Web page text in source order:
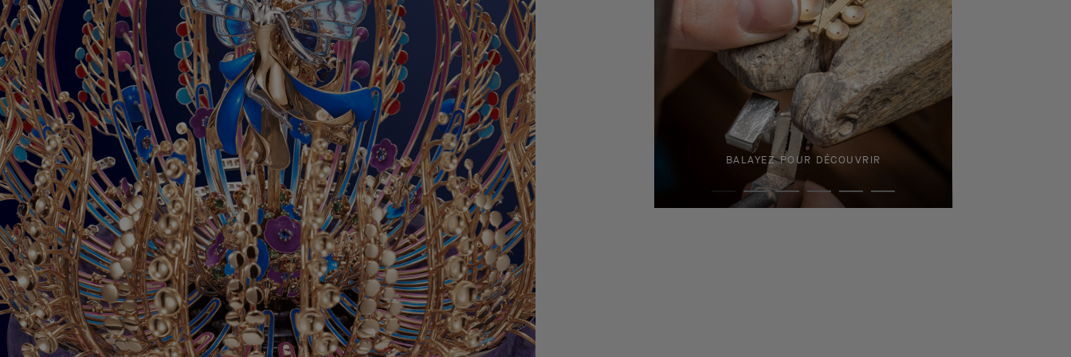
BALAYEZ POUR DÉCOUVRIR